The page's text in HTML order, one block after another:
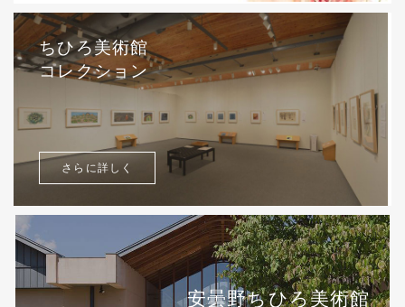
ちひろ美術館
コレクション
さらに詳しく
安曇野ちひろ美術館